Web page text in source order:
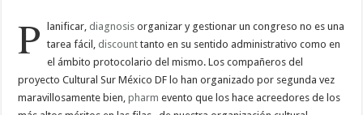
P lanificar, diagnosis organizar y gestionar un congreso no es una
tarea fácil, discount tanto en su sentido administrativo como en
el ámbito protocolario del mismo. Los compañeros del
proyecto Cultural Sur México DF lo han organizado por segunda vez
maravillosamente bien,pharm evento que los hace acreedores de los